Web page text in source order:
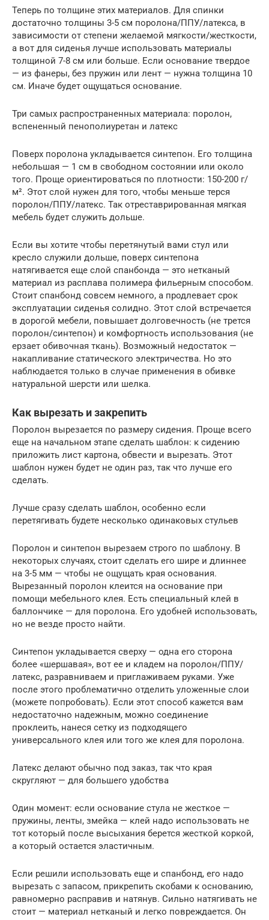
Теперь по толщине этих материалов. Для спинки
достаточно толщины 3-5 см поролона/ППУ/латекса, в
зависимости от степени желаемой мягкости/жесткости,
а вот для сиденья лучше использовать материалы
толщиной 7-8 см или больше. Если основание твердое
— из фанеры, без пружин или лент — нужна толщина 10
см. Иначе будет ощущаться основание.
Три самых распространенных материала: поролон,
вспененный пенополиуретан и латекс
Поверх поролона укладывается синтепон. Его толщина
небольшая — 1 см в свободном состоянии или около
того. Проще ориентироваться по плотности: 150-200 г/
м². Этот слой нужен для того, чтобы меньше терся
поролон/ППУ/латекс. Так отреставрированная мягкая
мебель будет служить дольше.
Если вы хотите чтобы перетянутый вами стул или
кресло служили дольше, поверх синтепона
натягивается еще слой спанбонда — это нетканый
материал из расплава полимера фильерным способом.
Стоит спанбонд совсем немного, а продлевает срок
эксплуатации сиденья солидно. Этот слой встречается
в дорогой мебели, повышает долговечность (не трется
поролон/синтепон) и комфортность использования (не
ерзает обивочная ткань). Возможный недостаток —
накапливание статического электричества. Но это
наблюдается только в случае применения в обивке
натуральной шерсти или шелка.
Как вырезать и закрепить
Поролон вырезается по размеру сидения. Проще всего
еще на начальном этапе сделать шаблон: к сидению
приложить лист картона, обвести и вырезать. Этот
шаблон нужен будет не один раз, так что лучше его
сделать.
Лучше сразу сделать шаблон, особенно если
перетягивать будете несколько одинаковых стульев
Поролон и синтепон вырезаем строго по шаблону. В
некоторых случаях, стоит сделать его шире и длиннее
на 3-5 мм — чтобы не ощущать края основания.
Вырезанный поролон клеится на основание при
помощи мебельного клея. Есть специальный клей в
баллончике — для поролона. Его удобней использовать,
но не везде просто найти.
Синтепон укладывается сверху — одна его сторона
более «шершавая», вот ее и кладем на поролон/ППУ/
латекс, разравниваем и приглаживаем руками. Уже
после этого проблематично отделить уложенные слои
(можете попробовать). Если этот способ кажется вам
недостаточно надежным, можно соединение
проклеить, нанеся сетку из подходящего
универсального клея или того же клея для поролона.
Латекс делают обычно под заказ, так что края
скругляют — для большего удобства
Один момент: если основание стула не жесткое —
пружины, ленты, змейка — клей надо использовать не
тот который после высыхания берется жесткой коркой,
а который остается эластичным.
Если решили использовать еще и спанбонд, его надо
вырезать с запасом, прикрепить скобами к основанию,
равномерно расправив и натянув. Сильно натягивать не
стоит — материал нетканый и легко повреждается. Он